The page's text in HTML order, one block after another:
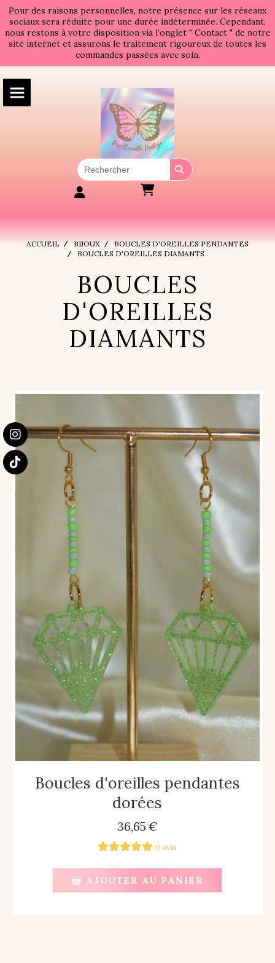
Pour des raisons personnelles, notre présence sur les réseaux
sociaux sera réduite pour une durée indéterminée. Cependant,
nous restons à votre disposition via l’onglet " Contact " de notre
site internet et assurons le traitement rigoureux de toutes les
commandes passées avec soin.
ACCUEIL BIJOUX
BOUCLES D'OREILLES PENDANTES
BOUCLES D'OREILLES DIAMANTS
BOUCLES
D'OREILLES
DIAMANTS
Boucles d'oreilles pendantes
dorées
36,65 €
0 avis
AJOUTER AU PANIER